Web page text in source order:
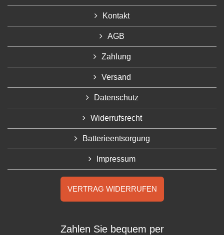
Kontakt
AGB
Zahlung
Versand
Datenschutz
Widerrufsrecht
Batterieentsorgung
Impressum
VERTRAG WIDERRUFEN
Zahlen Sie bequem per